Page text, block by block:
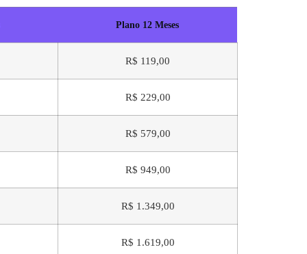
Plano 12 Meses
R$ 119,00
R$ 229,00
R$ 579,00
R$ 949,00
R$ 1.349,00
R$ 1.619,00